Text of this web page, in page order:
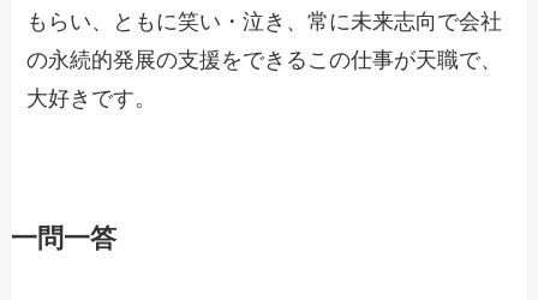
もらい、ともに笑い・泣き、常に未来志向で会社
の永続的発展の支援をできるこの仕事が天職で、
大好きです。
一問一答